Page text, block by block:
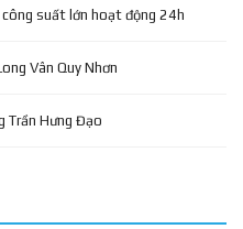
suất lớn hoạt động 24h
Vân Quy Nhơn
Trần Hưng Đạo